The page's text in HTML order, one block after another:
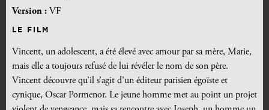
Version : VF
LE FILM
Vincent, un adolescent, a été élevé avec amour par sa mère, Marie,
mais elle a toujours refusé de lui révéler le nom de son père.
Vincent découvre qu’il s’agit d’un éditeur parisien égoïste et
cynique, Oscar Pormenor. Le jeune homme met au point un projet